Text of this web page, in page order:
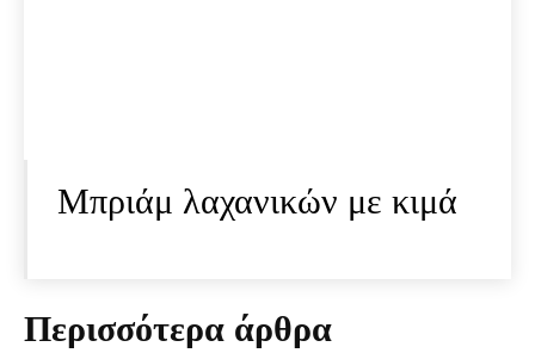
Μπριάμ λαχανικών με κιμά
Περισσότερα άρθρα